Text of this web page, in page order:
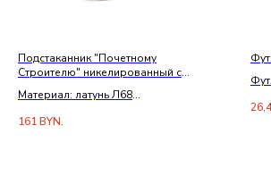
Подстаканник "Почетному
Строителю" никелированный с
Материал: латунь Л68
декоративные элементы с эмалью
161BYN.
26,4